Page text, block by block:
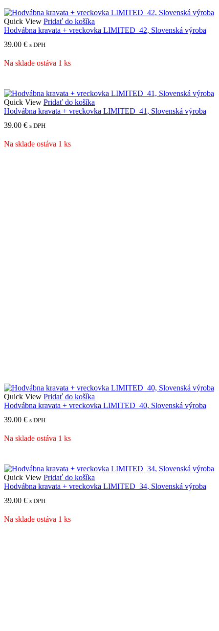
Quick View Pridať do košíka
Hodvábna kravata + vreckovka LIMITED_42, Slovenská výroba
39.00 € s DPH
Na sklade ostáva 1 ks
Quick View Pridať do košíka
Hodvábna kravata + vreckovka LIMITED_41, Slovenská výroba
39.00 € s DPH
Na sklade ostáva 1 ks
Quick View Pridať do košíka
Hodvábna kravata + vreckovka LIMITED_40, Slovenská výroba
39.00 € s DPH
Na sklade ostáva 1 ks
Quick View Pridať do košíka
Hodvábna kravata + vreckovka LIMITED_34, Slovenská výroba
39.00 € s DPH
Na sklade ostáva 1 ks